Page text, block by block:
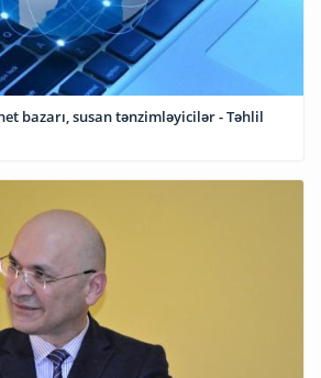
bazarı, susan tənzimləyicilər - Təhlil